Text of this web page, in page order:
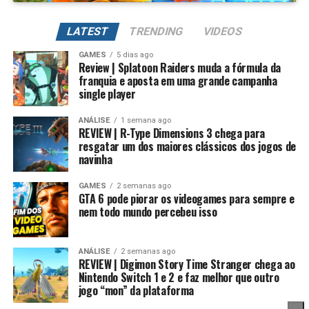
Essa mudança também pode representar um passo
importante para o futuro da franquia. Durante muitos
anos, Splatoon foi visto principalmente como um jogo
competitivo, mas Splatoon Raiders mostra que existe
espaço para expandir esse universo com uma campanha
mais ambiciosa e cheia de conteúdo. Caso a recepção dos
jogadores seja positiva, é bem possível que a Nintendo
continue investindo nesse formato e transforme o modo
história em um dos pilares da série daqui para frente.
No fim das contas, fica a sensação de que Splatoon
Raiders funciona como um grande laboratório para o
futuro da franquia. A Nintendo parece estar testando
Além de evoluir seus Digimons para formas mais
poderosas, também é possívelregredir a evolução
para fortalecer permanentemente seus atributos.
Na prática, um Digimon pode voltar para sua forma
inicial, mantendo um potencial muito maior. Conforme
você repete esse processo, desbloqueia novas linhas
evolutivas e aumenta bastante os atributos, permitindo
alcançar formas como Campeão, Ultimate e Mega com
estatísticas cada vez melhores.
É um sistema profundo que recompensa quem gosta de
montar equipes fortes e experimentar diferentes
árvores evolutivas.
LATEST TRENDING VIDEOS
GAMES 5 dias ago
Review | Splatoon Raiders muda a fórmula da
franquia e aposta em uma grande campanha
single player
ANÁLISE 1 semana ago
REVIEW | R-Type Dimensions 3 chega para
resgatar um dos maiores clássicos dos jogos de
navinha
GAMES 2 semanas ago
GTA 6 pode piorar os videogames para sempre e
nem todo mundo percebeu isso
ANÁLISE 2 semanas ago
REVIEW | Digimon Story Time Stranger chega ao
Nintendo Switch 1 e 2 e faz melhor que outro
jogo “mon” da plataforma